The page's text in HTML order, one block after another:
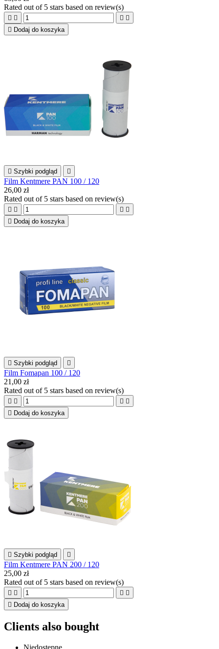
Rated out of 5 stars based on review(s)
   
 Dodaj do koszyka
 Szybki podgląd 
Film Kentmere PAN 100 / 120
26,00 zł
Rated out of 5 stars based on review(s)
   
 Dodaj do koszyka
 Szybki podgląd 
Film Fomapan 100 / 120
21,00 zł
Rated out of 5 stars based on review(s)
   
 Dodaj do koszyka
 Szybki podgląd 
Film Kentmere PAN 200 / 120
25,00 zł
Rated out of 5 stars based on review(s)
   
 Dodaj do koszyka
Clients also bought
Niedostępne